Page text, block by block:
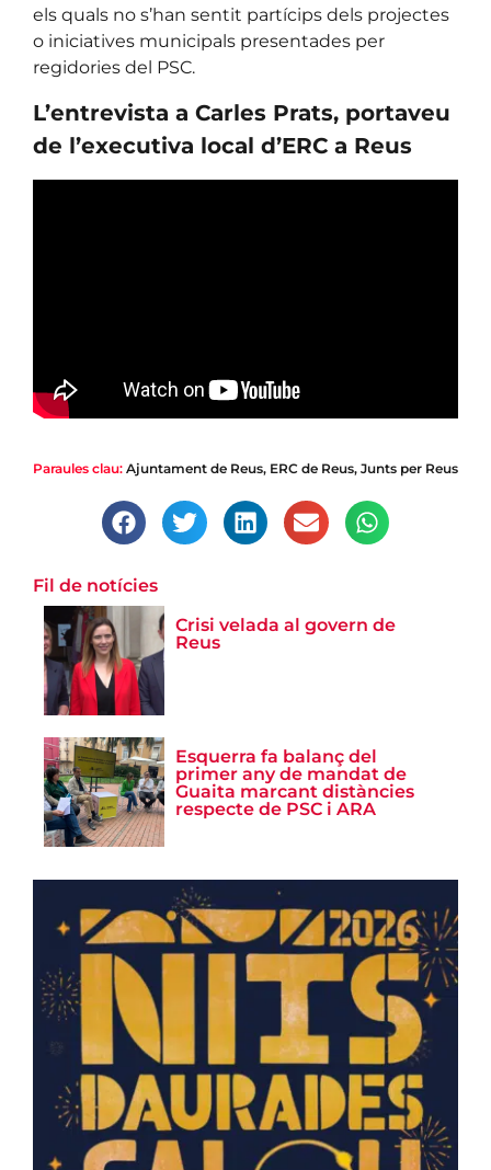
els quals no s’han sentit partícips dels projectes
o iniciatives municipals presentades per
regidories del PSC.
L’entrevista a Carles Prats, portaveu
de l’executiva local d’ERC a Reus
Paraules clau: Ajuntament de Reus, ERC de Reus, Junts per Reus
Fil de notícies
Crisi velada al govern de
Reus
Esquerra fa balanç del
primer any de mandat de
Guaita marcant distàncies
respecte de PSC i ARA